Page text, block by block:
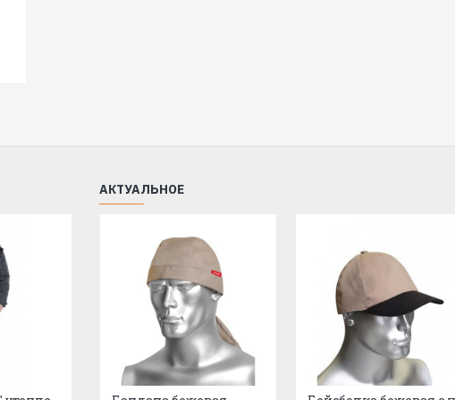
Плотность/Толщина материала —
100% п/э
Утеплитель/Наполнитель —
Синтепон 150 гр/м.кв
Пакет утеплителя —куртка - 3 слоя
Размерный ряд —
с 88-92 по 120-124
Ростовка — с 170-176 по 182-188
АКТУАЛЬНОЕ